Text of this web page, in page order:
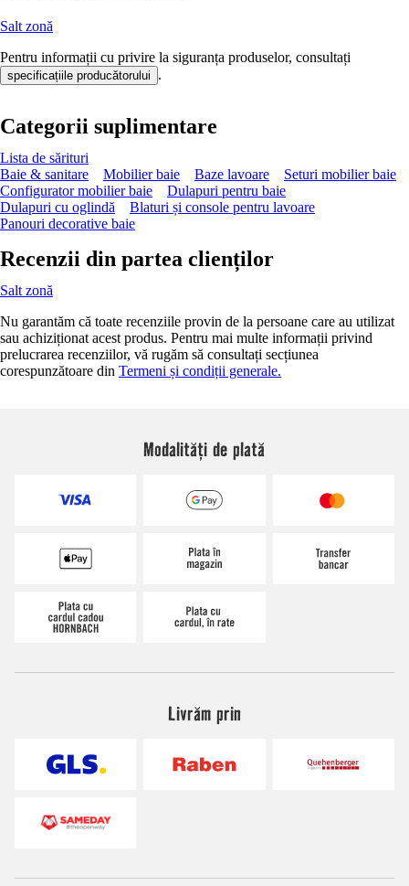
Salt zonă
Pentru informații cu privire la siguranța produselor, consultați
specificațiile producătorului .
Categorii suplimentare
Lista de sărituri
Baie & sanitare
Mobilier baie Baze lavoare
Seturi mobilier baie
Configurator mobilier baie
Dulapuri pentru baie
Dulapuri cu oglindă
Blaturi și console pentru lavoare
Panouri decorative baie
Recenzii din partea clienților
Salt zonă
Nu garantăm că toate recenziile provin de la persoane care au utilizat
sau achiziționat acest produs. Pentru mai multe informații privind
prelucrarea recenziilor, vă rugăm să consultați secțiunea
corespunzătoare din Termeni și condiții generale.
Modalități de plată
Livrăm prin